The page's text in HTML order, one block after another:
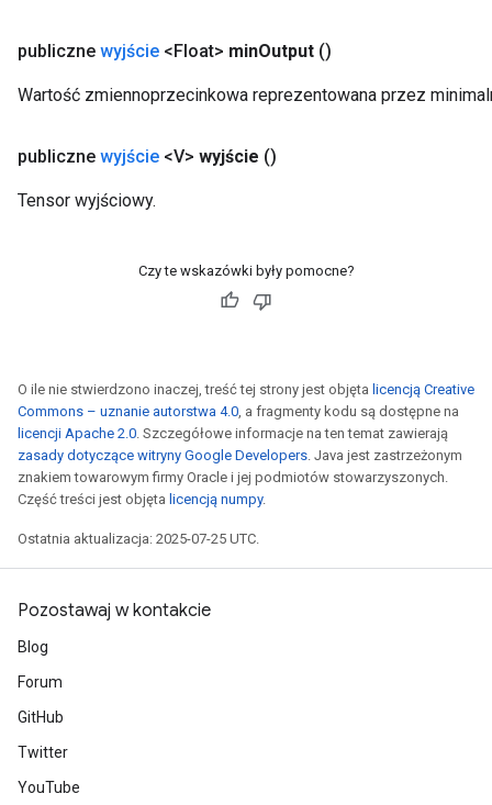
publiczne wyjście <Float> minOutput ()
Wartość zmiennoprzecinkowa reprezentowana przez
publiczne wyjście <V> wyjście ()
Tensor wyjściowy.
Czy te wskazówki były pomocne?
O ile nie stwierdzono inaczej, treść tej strony jest objęta licencją Creative
Commons – uznanie autorstwa 4.0, a fragmenty kodu są dostępne na
licencji Apache 2.0. Szczegółowe informacje na ten temat zawierają
zasady dotyczące witryny Google Developers. Java jest zastrzeżonym
znakiem towarowym firmy Oracle i jej podmiotów stowarzyszonych.
Część treści jest objęta licencją numpy.
Ostatnia aktualizacja: 2025-07-25 UTC.
Pozostawaj w kontakcie
Blog
Forum
GitHub
Twitter
YouTube